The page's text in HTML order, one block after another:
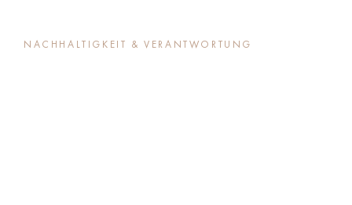
NACHHALTIGKEIT & VERANTWORTUNG